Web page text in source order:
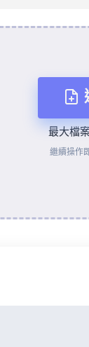
來
最大檔
繼續操作